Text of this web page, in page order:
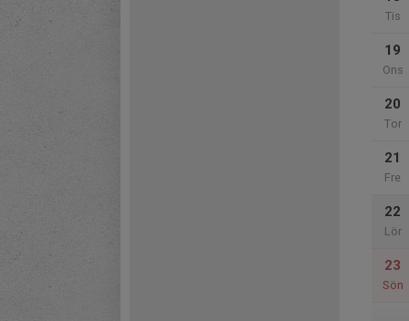
Tis
19
Ons
20
Tor
21
Fre
22
Lör
23
Sön